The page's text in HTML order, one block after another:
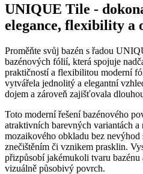
UNIQUE Tile -
elegance, flexibility a
Proměňte svůj bazén s řadou
bazénových fólií, která spojuje
praktičností a flexibilitou moderní
vytvářela jednolitý a elegantní
dojem a zároveň zajišťovala
Toto moderní řešení bazénového
atraktivních barevných variantách
mozaikového obkladu bez nevýhod
znečištěním či vznikem prasklin.
přizpůsobí jakémukoli tvaru
vizuálně působivý povrch.